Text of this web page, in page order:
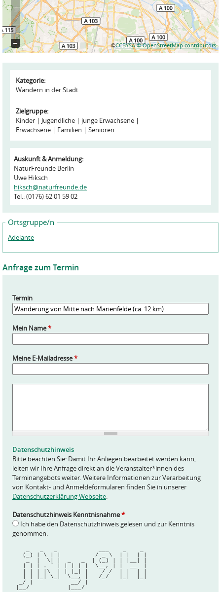
©CCBYSA © OpenStreetMap contributors
Kategorie:
Wandern in der Stadt
Zielgruppe:
Kinder
Jugendliche
junge Erwachsene
Erwachsene
Familien Senioren
Auskunft & Anmeldung:
NaturFreunde Berlin
Uwe Hiksch
hiksch@naturfreunde.de
Tel.: (0176) 62 01 59 02
Ortsgruppe/n
Adelante
Anfrage zum Termin
Termin
Mein Name*
Meine E-Mailadresse*
*
Datenschutzhinweis
Bitte beachten Sie: Damit Ihr Anliegen bearbeitet werden kann,
leiten wir Ihre Anfrage direkt an die Veranstalter*innen des
Terminangebots weiter. Weitere Informationen zur Verarbeitung
von Kontakt- und Anmeldeformularen finden Sie in unserer
Datenschutzerklärung Webseite.
Datenschutzhinweis Kenntnisnahme*
Ich habe den Datenschutzhinweis gelesen und zur Kenntnis
genommen.
   (_) | \ | |          / _ \  | |  | |
    _  |  \| |  _   _  | (_) | | |__| |
   | | | . ` | | | | |  \__, | |  __  |
   | | | |\  | | |_| |    / /  | |  | |
   | | |_| \_|  \__, |   /_/   |_|  |_|
  _/ |           __/ |
|__/           |___/